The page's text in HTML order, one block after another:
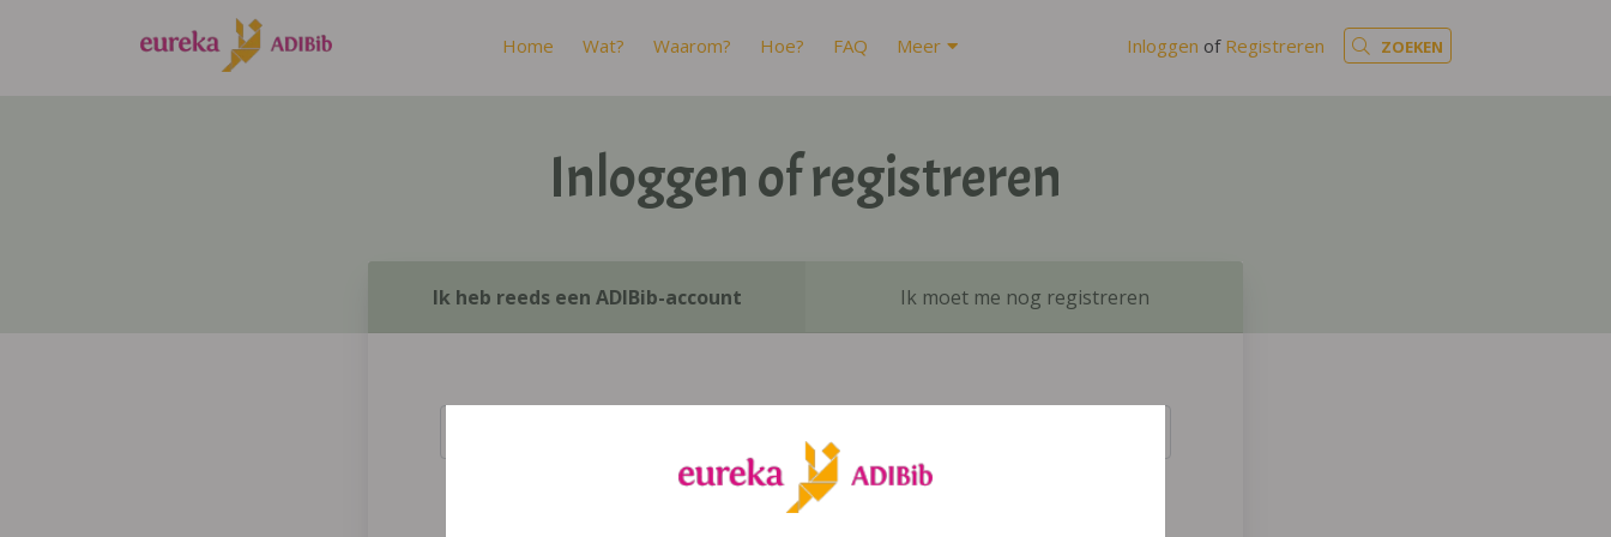
Home Wat? Waarom? Hoe? FAQ Meer Inloggen of Registreren ZOEKEN
Inloggen of registreren
Ik heb reeds een ADIBib-account Ik moet me nog registreren
Inloggen